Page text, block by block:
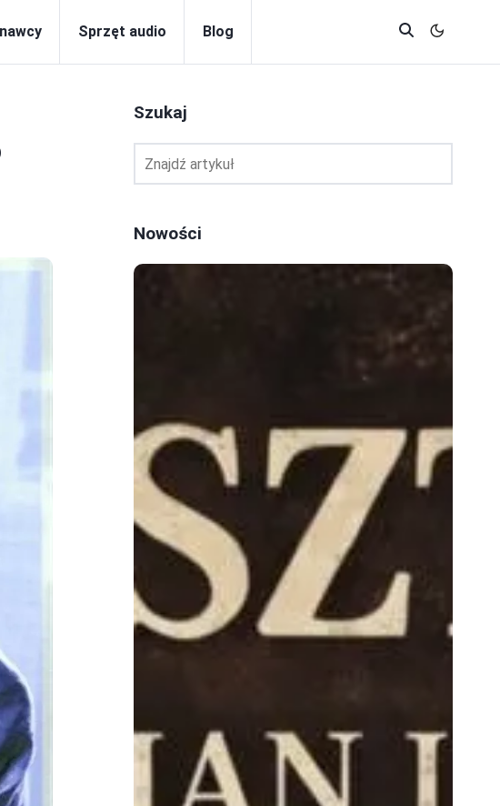
Sprzęt audio Blog
Szukaj
Nowości